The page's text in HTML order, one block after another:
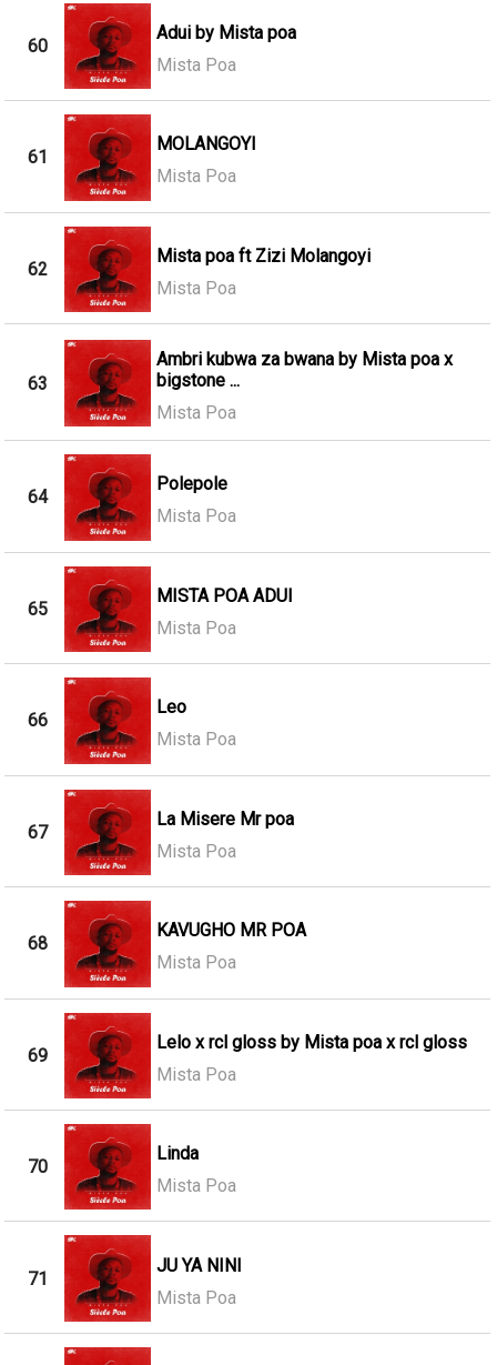
60
Adui by Mista poa
Mista Poa
61
MOLANGOYI
Mista Poa
62
Mista poa ft Zizi Molangoyi
Mista Poa
63
Ambri kubwa za bwana by Mista poa x
bigstone ...
Mista Poa
64
Polepole
Mista Poa
65
MISTA POA ADUI
Mista Poa
66
Leo
Mista Poa
67
La Misere Mr poa
Mista Poa
68
KAVUGHO MR POA
Mista Poa
69
Lelo x rcl gloss by Mista poa x rcl gloss
Mista Poa
70
Linda
Mista Poa
71
JU YA NINI
Mista Poa